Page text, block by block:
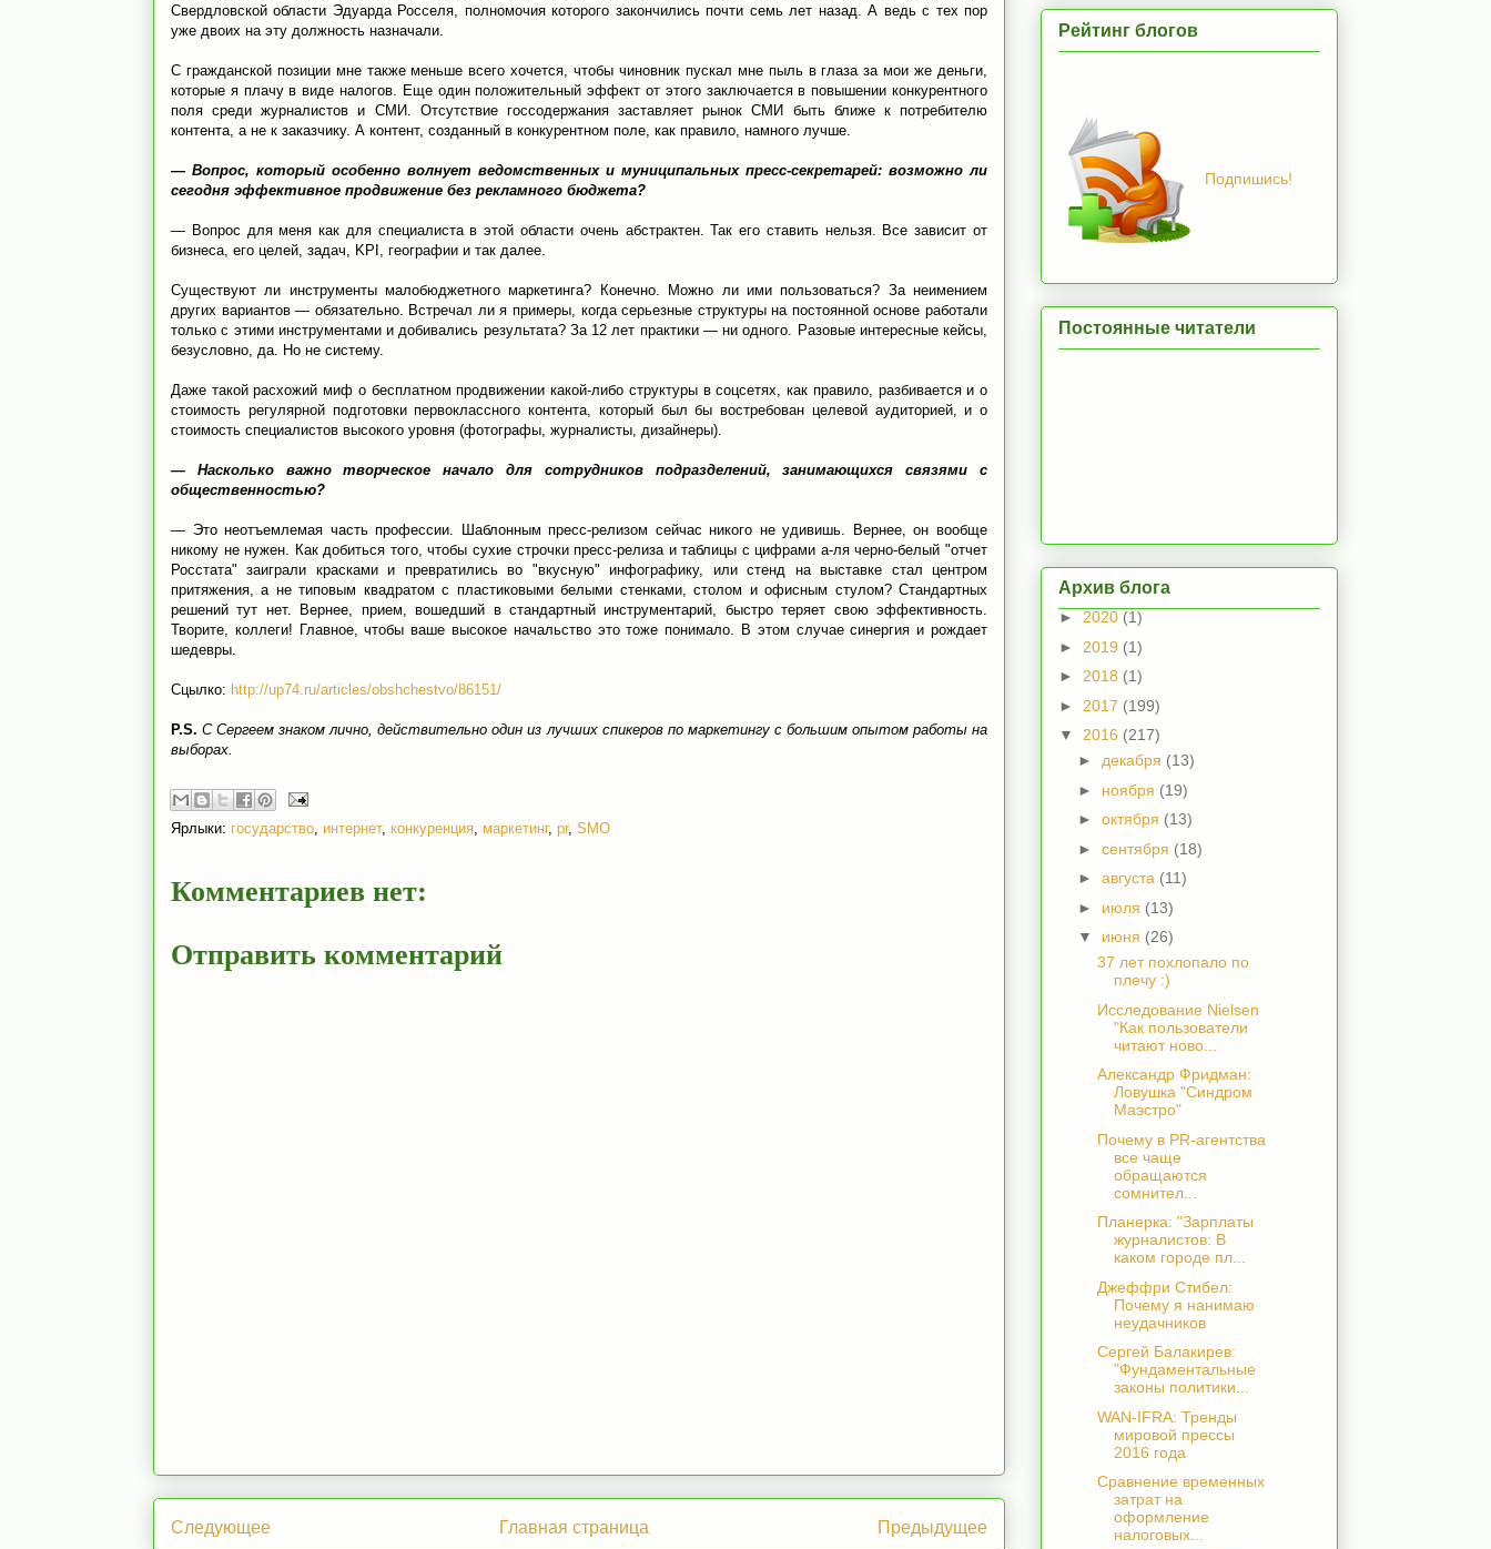
Свердловской области Эдуарда Росселя, полномочия которого закончились почти семь лет назад. А ведь с тех пор
уже двоих на эту должность назначали.
С гражданской позиции мне также меньше всего хочется, чтобы чиновник пускал мне пыль в глаза за мои же деньги,
которые я плачу в виде налогов. Еще один положительный эффект от этого заключается в повышении конкурентного
поля среди журналистов и СМИ. Отсутствие госсодержания заставляет рынок СМИ быть ближе к потребителю
контента, а не к заказчику. А контент, созданный в конкурентном поле, как правило, намного лучше.
— Вопрос, который особенно волнует ведомственных и муниципальных пресс-секретарей: возможно ли
сегодня эффективное продвижение без рекламного бюджета?
— Вопрос для меня как для специалиста в этой области очень абстрактен. Так его ставить нельзя. Все зависит от
бизнеса, его целей, задач, KPI, географии и так далее.
Существуют ли инструменты малобюджетного маркетинга? Конечно. Можно ли ими пользоваться? За неимением
других вариантов — обязательно. Встречал ли я примеры, когда серьезные структуры на постоянной основе работали
только с этими инструментами и добивались результата? За 12 лет практики — ни одного. Разовые интересные кейсы,
безусловно, да. Но не систему.
Даже такой расхожий миф о бесплатном продвижении какой‑либо структуры в соцсетях, как правило, разбивается и о
стоимость регулярной подготовки первоклассного контента, который был бы востребован целевой аудиторией, и о
стоимость специалистов высокого уровня (фотографы, журналисты, дизайнеры).
— Насколько важно творческое начало для сотрудников подразделений, занимающихся связями с
общественностью?
— Это неотъемлемая часть профессии. Шаблонным пресс-релизом сейчас никого не удивишь. Вернее, он вообще
никому не нужен. Как добиться того, чтобы сухие строчки пресс-релиза и таблицы с цифрами а-ля черно-белый "отчет
Росстата" заиграли красками и превратились во "вкусную" инфографику, или стенд на выставке стал центром
притяжения, а не типовым квадратом с пластиковыми белыми стенками, столом и офисным стулом? Стандартных
решений тут нет. Вернее, прием, вошедший в стандартный инструментарий, быстро теряет свою эффективность.
Творите, коллеги! Главное, чтобы ваше высокое начальство это тоже понимало. В этом случае синергия и рождает
шедевры.
Сцылко: http://up74.ru/articles/obshchestvo/86151/
P.S. С Сергеем знаком лично, действительно один из лучших спикеров по маркетингу с большим опытом работы на
выборах.
Ярлыки: государство интернет, конкуренция маркетинг, pr, SMO
Комментариев нет:
Отправить комментарий
Следующее Предыдущее
Главная страница
Рейтинг блогов
Подпишись!
Постоянные читатели
Архив блога
► 2020 (1)
► 2019 (1)
► 2018 (1)
► 2017 (199)
▼ 2016 (217)
► декабря (13)
► ноября (19)
► октября (13)
► сентября (18)
► августа (11)
► июля (13)
▼ июня (26)
37 лет похлопало по
плечу :)
Исследование Nielsen
"Как пользователи
читают ново...
Александр Фридман:
Ловушка "Синдром
Маэстро"
Почему в PR-агентства
все чаще
обращаются
сомнител...
Планерка: "Зарплаты
журналистов: В
каком городе пл...
Джеффри Стибел:
Почему я нанимаю
неудачников
Сергей Балакирев:
"Фундаментальные
законы политики...
WAN-IFRA: Тренды
мировой прессы
2016 года
Сравнение временных
затрат на
оформление
налоговых...